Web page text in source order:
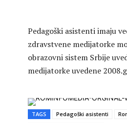
Pedagoški asistenti imaju
zdravstvene medijatorke
obrazovni sistem Srbije
medijatorke uvedene
TAGS Pedagoški asistenti